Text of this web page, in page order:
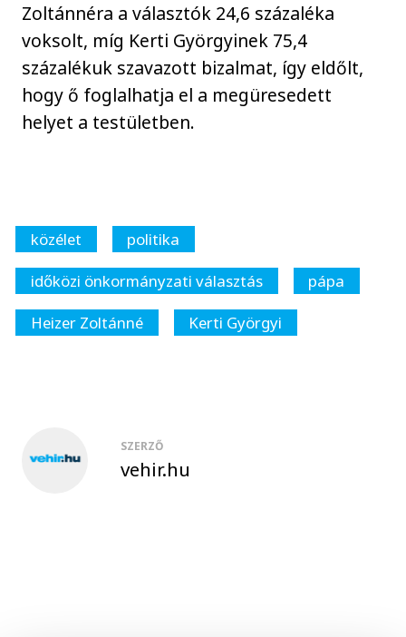
Zoltánnéra a választók 24,6 százaléka
voksolt, míg Kerti Györgyinek 75,4
százalékuk szavazott bizalmat, így eldőlt,
hogy ő foglalhatja el a megüresedett
helyet a testületben.
közélet
politika
időközi önkormányzati választás
pápa
Heizer Zoltánné
Kerti Györgyi
SZERZŐ
vehir.hu